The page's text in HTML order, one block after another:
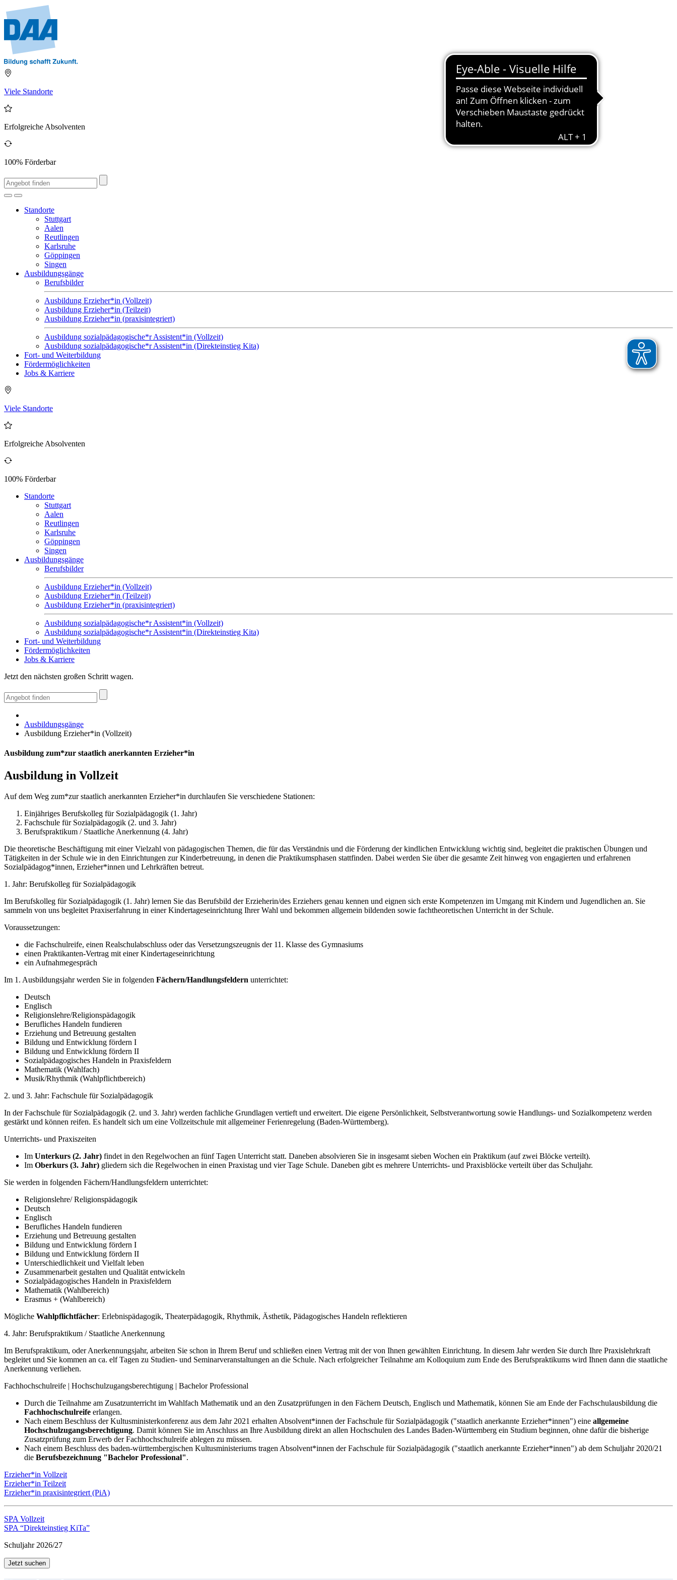
Viele Standorte
Erfolgreiche Absolventen
100% Förderbar
Standorte
Stuttgart
Aalen
Reutlingen
Karlsruhe
Göppingen
Singen
Ausbildungsgänge
Berufsbilder
Ausbildung Erzieher*in (Vollzeit)
Ausbildung Erzieher*in (Teilzeit)
Ausbildung Erzieher*in (praxisintegriert)
Ausbildung sozialpädagogische*r Assistent*in (Vollzeit)
Ausbildung sozialpädagogische*r Assistent*in (Direkteinstieg Kita)
Fort- und Weiterbildung
Fördermöglichkeiten
Jobs & Karriere
Viele Standorte
Erfolgreiche Absolventen
100% Förderbar
Standorte
Stuttgart
Aalen
Reutlingen
Karlsruhe
Göppingen
Singen
Ausbildungsgänge
Berufsbilder
Ausbildung Erzieher*in (Vollzeit)
Ausbildung Erzieher*in (Teilzeit)
Ausbildung Erzieher*in (praxisintegriert)
Ausbildung sozialpädagogische*r Assistent*in (Vollzeit)
Ausbildung sozialpädagogische*r Assistent*in (Direkteinstieg Kita)
Fort- und Weiterbildung
Fördermöglichkeiten
Jobs & Karriere
Jetzt den nächsten großen Schritt wagen.
Ausbildungsgänge
Ausbildung Erzieher*in (Vollzeit)
Ausbildung zum*zur staatlich anerkannten Erzieher*in
Ausbildung in Vollzeit
Auf dem Weg zum*zur staatlich anerkannten Erzieher*in durchlaufen Sie verschiedene Stationen:
Einjähriges Berufskolleg für Sozialpädagogik (1. Jahr)
Fachschule für Sozialpädagogik (2. und 3. Jahr)
Berufspraktikum / Staatliche Anerkennung (4. Jahr)
Die theoretische Beschäftigung mit einer Vielzahl von pädagogischen Themen, die für das Verständnis und die Förderung der kindlichen Entwicklung wichtig sind, begleitet die praktischen Übungen und
Tätigkeiten in der Schule wie in den Einrichtungen zur Kinderbetreuung, in denen die Praktikumsphasen stattfinden. Dabei werden Sie über die gesamte Zeit hinweg von engagierten und erfahrenen
Sozialpädagog*innen, Erzieher*innen und Lehrkräften betreut.
1. Jahr: Berufskolleg für Sozialpädagogik
Im Berufskolleg für Sozialpädagogik (1. Jahr) lernen Sie das Berufsbild der Erzieherin/des Erziehers genau kennen und eignen sich erste Kompetenzen im Umgang mit Kindern und Jugendlichen an. Sie
sammeln von uns begleitet Praxiserfahrung in einer Kindertageseinrichtung Ihrer Wahl und bekommen allgemein bildenden sowie fachtheoretischen Unterricht in der Schule.
Voraussetzungen:
die Fachschulreife, einen Realschulabschluss oder das Versetzungszeugnis der 11. Klasse des Gymnasiums
einen Praktikanten-Vertrag mit einer Kindertageseinrichtung
ein Aufnahmegespräch
Im 1. Ausbildungsjahr werden Sie in folgenden Fächern/Handlungsfeldern unterrichtet:
Deutsch
Englisch
Religionslehre/Religionspädagogik
Berufliches Handeln fundieren
Erziehung und Betreuung gestalten
Bildung und Entwicklung fördern I
Bildung und Entwicklung fördern II
Sozialpädagogisches Handeln in Praxisfeldern
Mathematik (Wahlfach)
Musik/Rhythmik (Wahlpflichtbereich)
2. und 3. Jahr: Fachschule für Sozialpädagogik
In der Fachschule für Sozialpädagogik (2. und 3. Jahr) werden fachliche Grundlagen vertieft und erweitert. Die eigene Persönlichkeit, Selbstverantwortung sowie Handlungs- und Sozialkompetenz werden
gestärkt und können reifen. Es handelt sich um eine Vollzeitschule mit allgemeiner Ferienregelung (Baden-Württemberg).
Unterrichts- und Praxiszeiten
Im Unterkurs (2. Jahr) findet in den Regelwochen an fünf Tagen Unterricht statt. Daneben absolvieren Sie in insgesamt sieben Wochen ein Praktikum (auf zwei Blöcke verteilt).
Im Oberkurs (3. Jahr) gliedern sich die Regelwochen in einen Praxistag und vier Tage Schule. Daneben gibt es mehrere Unterrichts- und Praxisblöcke verteilt über das Schuljahr.
Sie werden in folgenden Fächern/Handlungsfeldern unterrichtet:
Religionslehre/ Religionspädagogik
Deutsch
Englisch
Berufliches Handeln fundieren
Erziehung und Betreuung gestalten
Bildung und Entwicklung fördern I
Bildung und Entwicklung fördern II
Unterschiedlichkeit und Vielfalt leben
Zusammenarbeit gestalten und Qualität entwickeln
Sozialpädagogisches Handeln in Praxisfeldern
Mathematik (Wahlbereich)
Erasmus + (Wahlbereich)
Mögliche Wahlpflichtfächer: Erlebnispädagogik, Theaterpädagogik, Rhythmik, Ästhetik, Pädagogisches Handeln reflektieren
4. Jahr: Berufspraktikum / Staatliche Anerkennung
Im Berufspraktikum, oder Anerkennungsjahr, arbeiten Sie schon in Ihrem Beruf und schließen einen Vertrag mit der von Ihnen gewählten Einrichtung. In diesem Jahr werden Sie durch Ihre Praxislehrkraft
begleitet und Sie kommen an ca. elf Tagen zu Studien- und Seminarveranstaltungen an die Schule. Nach erfolgreicher Teilnahme am Kolloquium zum Ende des Berufspraktikums wird Ihnen dann die staatliche
Anerkennung verliehen.
Fachhochschulreife | Hochschulzugangsberechtigung | Bachelor Professional
Durch die Teilnahme am Zusatzunterricht im Wahlfach Mathematik und an den Zusatzprüfungen in den Fächern Deutsch, Englisch und Mathematik, können Sie am Ende der Fachschulausbildung die
Fachhochschulreife erlangen.
Nach einem Beschluss der Kultusministerkonferenz aus dem Jahr 2021 erhalten Absolvent*innen der Fachschule für Sozialpädagogik ("staatlich anerkannte Erzieher*innen") eine allgemeine
Hochschulzugangsberechtigung. Damit können Sie im Anschluss an Ihre Ausbildung direkt an allen Hochschulen des Landes Baden-Württemberg ein Studium beginnen, ohne dafür die bisherige
Zusatzprüfung zum Erwerb der Fachhochschulreife ablegen zu müssen.
Nach einem Beschluss des baden-württembergischen Kultusministeriums tragen Absolvent*innen der Fachschule für Sozialpädagogik ("staatlich anerkannte Erzieher*innen") ab dem Schuljahr 2020/21
die Berufsbezeichnung "Bachelor Professional".
Erzieher*in Vollzeit
Erzieher*in Teilzeit
Erzieher*in praxisintegriert (PiA)
SPA Vollzeit
SPA “Direkteinstieg KiTa”
Schuljahr 2026/27
Jetzt suchen